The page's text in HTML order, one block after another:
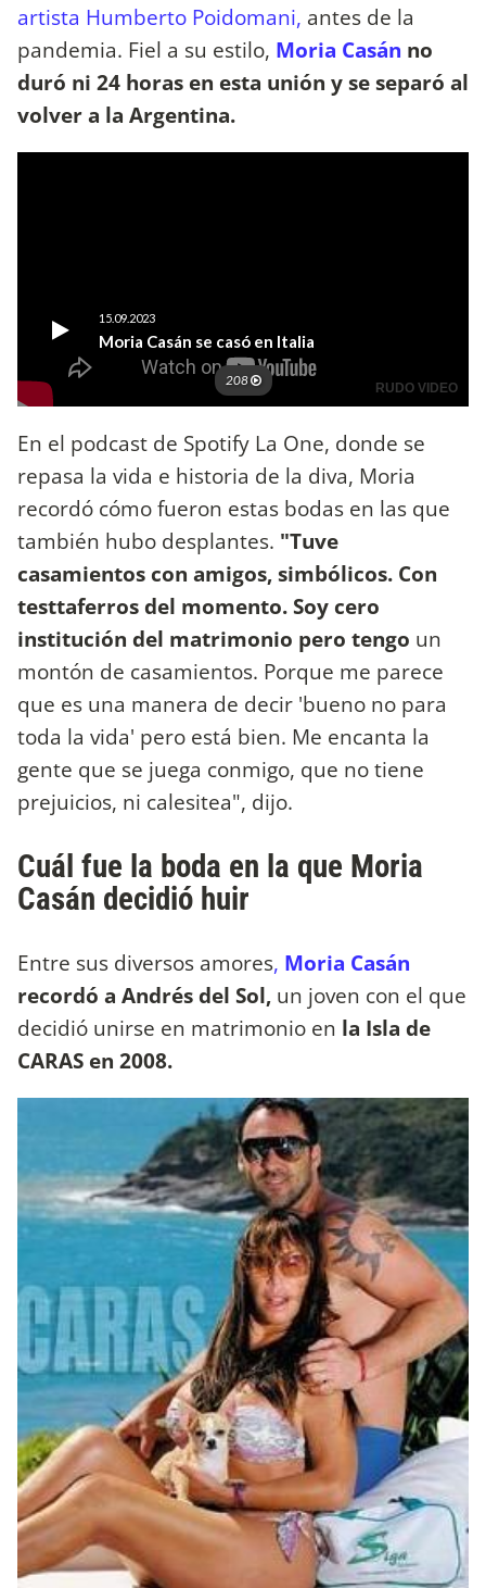
artista Humberto Poidomani, antes de la
pandemia. Fiel a su estilo, Moria Casán no
duró ni 24 horas en esta unión y se separó al
volver a la Argentina.
En el podcast de Spotify La One, donde se
repasa la vida e historia de la diva, Moria
recordó cómo fueron estas bodas en las que
también hubo desplantes. "Tuve
casamientos con amigos, simbólicos. Con
testtaferros del momento. Soy cero
institución del matrimonio pero tengo un
montón de casamientos. Porque me parece
que es una manera de decir 'bueno no para
toda la vida' pero está bien. Me encanta la
gente que se juega conmigo, que no tiene
prejuicios, ni calesitea", dijo.
Cuál fue la boda en la que Moria
Casán decidió huir
Entre sus diversos amores, Moria Casán
recordó a Andrés del Sol, un joven con el que
decidió unirse en matrimonio en la Isla de
CARAS en 2008.